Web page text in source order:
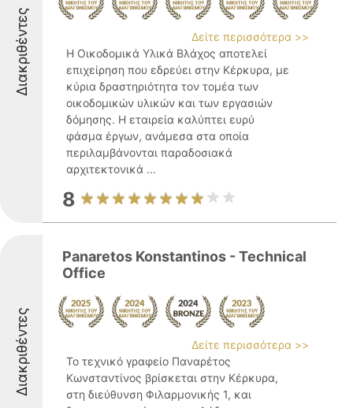
Διακριθέντες
Δείτε περισσότερα >>
Η Οικοδομικά Υλικά Βλάχος αποτελεί
επιχείρηση που εδρεύει στην Κέρκυρα, με
κύρια δραστηριότητα τον τομέα των
οικοδομικών υλικών και των εργασιών
δόμησης. Η εταιρεία καλύπτει ευρύ
φάσμα έργων, ανάμεσα στα οποία
περιλαμβάνονται παραδοσιακά
αρχιτεκτονικά ...
8
Διακριθέντες
Panaretos Konstantinos - Technical
Office
Δείτε περισσότερα >>
Το τεχνικό γραφείο Παναρέτος
Κωνσταντίνος βρίσκεται στην Κέρκυρα,
στη διεύθυνση Φιλαρμονικής 1, και